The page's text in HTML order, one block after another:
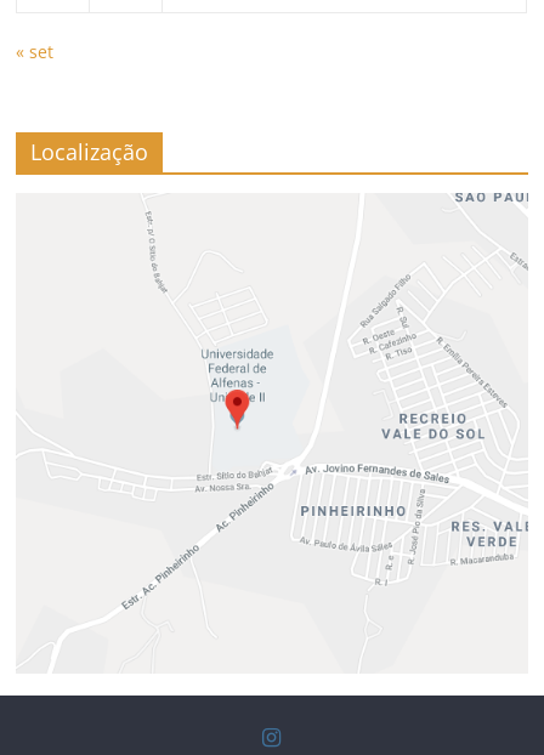
« set
Localização